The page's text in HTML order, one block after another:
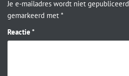
Je e-mailadres wordt niet
gemarkeerd met *
Reactie *